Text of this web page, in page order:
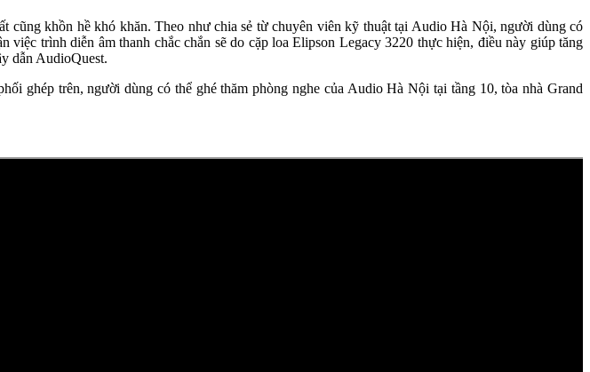
cũng khồn hề khó khăn. Theo như chia sẻ từ chuyên viên kỹ thuật tại Audio Hà Nội, người dùng có
trình diễn âm thanh chắc chắn sẽ do cặp loa Elipson Legacy 3220 thực hiện, điều này giúp tăng
dẫn AudioQuest.
ghép trên, người dùng có thể ghé thăm phòng nghe của Audio Hà Nội tại tầng 10, tòa nhà Grand